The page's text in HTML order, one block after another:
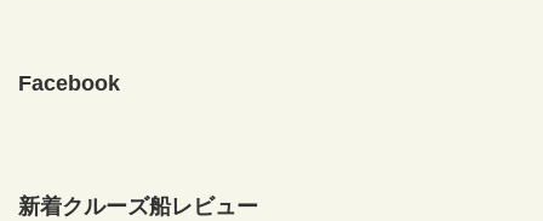
Facebook
新着クルーズ船レビュー